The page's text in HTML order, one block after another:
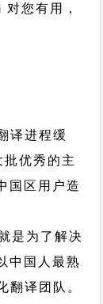
您有用，
译进程缓
优秀的主
国区用户造
是为了解决
中国人最熟
译团队。